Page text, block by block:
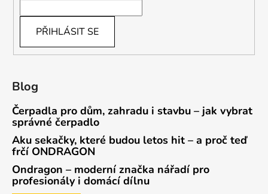
PŘIHLÁSIT SE
Blog
Čerpadla pro dům, zahradu i stavbu – jak vybrat
správné čerpadlo
Aku sekačky, které budou letos hit – a proč teď
frčí ONDRAGON
Ondragon – moderní značka nářadí pro
profesionály i domácí dílnu